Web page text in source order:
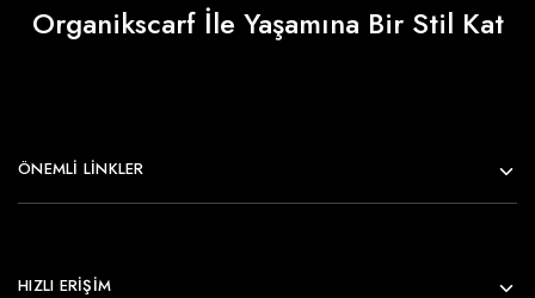
Organikscarf İle Yaşamına Bir Stil Kat
ÖNEMLI LINKLER
HIZLI ERİŞİM